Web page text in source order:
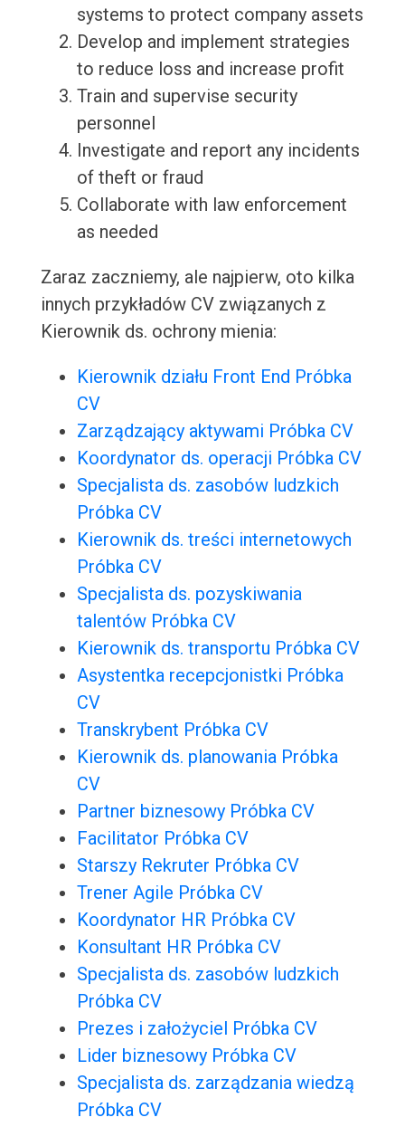
systems to protect company assets
Develop and implement strategies
to reduce loss and increase profit
Train and supervise security
personnel
Investigate and report any incidents
of theft or fraud
Collaborate with law enforcement
as needed
Zaraz zaczniemy, ale najpierw, oto kilka
innych przykładów CV związanych z
Kierownik ds. ochrony mienia:
Kierownik działu Front End Próbka
CV
Zarządzający aktywami Próbka CV
Koordynator ds. operacji Próbka CV
Specjalista ds. zasobów ludzkich
Próbka CV
Kierownik ds. treści internetowych
Próbka CV
Specjalista ds. pozyskiwania
talentów Próbka CV
Kierownik ds. transportu Próbka CV
Asystentka recepcjonistki Próbka
CV
Transkrybent Próbka CV
Kierownik ds. planowania Próbka
CV
Partner biznesowy Próbka CV
Facilitator Próbka CV
Starszy Rekruter Próbka CV
Trener Agile Próbka CV
Koordynator HR Próbka CV
Konsultant HR Próbka CV
Specjalista ds. zasobów ludzkich
Próbka CV
Prezes i założyciel Próbka CV
Lider biznesowy Próbka CV
Specjalista ds. zarządzania wiedzą
Próbka CV